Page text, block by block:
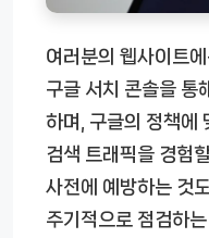
여러분의 웹사이트
구글 서치 콘솔을 통
하며, 구글의 정책에
검색 트래픽을 경험
사전에 예방하는 것
주기적으로 점검하